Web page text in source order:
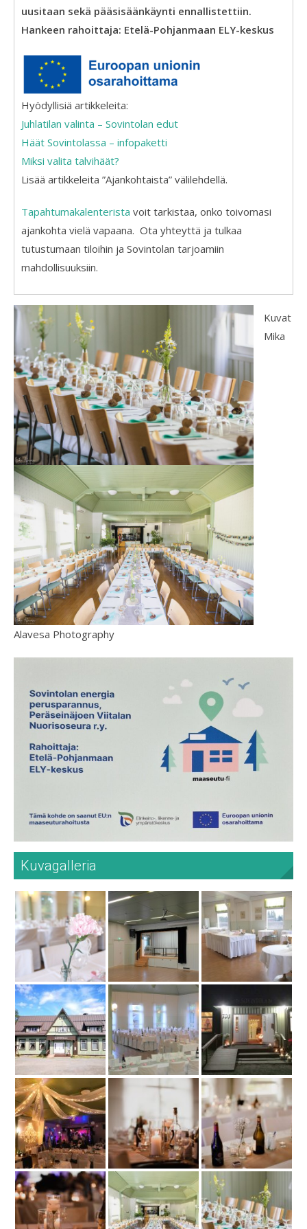
uusitaan sekä pääsisäänkäynti ennallistettiin.
Hankeen rahoittaja: Etelä-Pohjanmaan ELY-keskus
Hyödyllisiä artikkeleita:
Juhlatilan valinta – Sovintolan edut
Häät Sovintolassa – infopaketti
Miksi valita talvihäät?
Lisää artikkeleita ”Ajankohtaista” välilehdellä.
Tapahtumakalenterista voit tarkistaa, onko toivomasi
ajankohta vielä vapaana. Ota yhteyttä ja tulkaa
tutustumaan tiloihin ja Sovintolan tarjoamiin
mahdollisuuksiin.
Kuvat
Mika
Alavesa Photography
Kuvagalleria